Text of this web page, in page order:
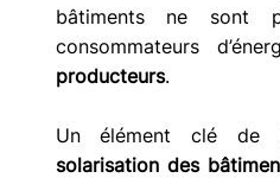
bâtiments ne sont
consommateurs
producteurs.
solarisation des